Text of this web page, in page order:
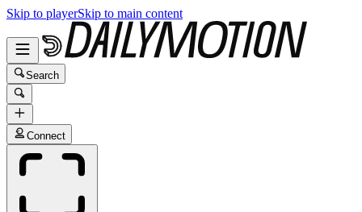
Skip to playerSkip to main content
Search
Connect